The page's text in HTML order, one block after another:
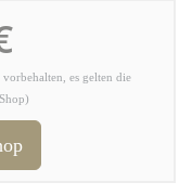
es gelten die